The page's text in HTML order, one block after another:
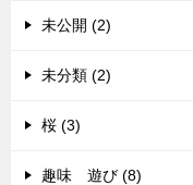
未公開 (2)
未分類 (2)
桜 (3)
趣味 遊び (8)